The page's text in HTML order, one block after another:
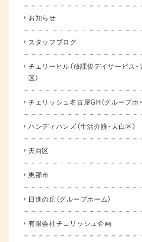
お知らせ
スタッフブログ
チェリーヒル（放課後デイサービス・
区）
チェリッシュ名古屋GH（グループホ
ハンディハンズ（生活介護・天白区）
天白区
恵那市
日進の丘（グループホーム）
有限会社チェリッシュ企画